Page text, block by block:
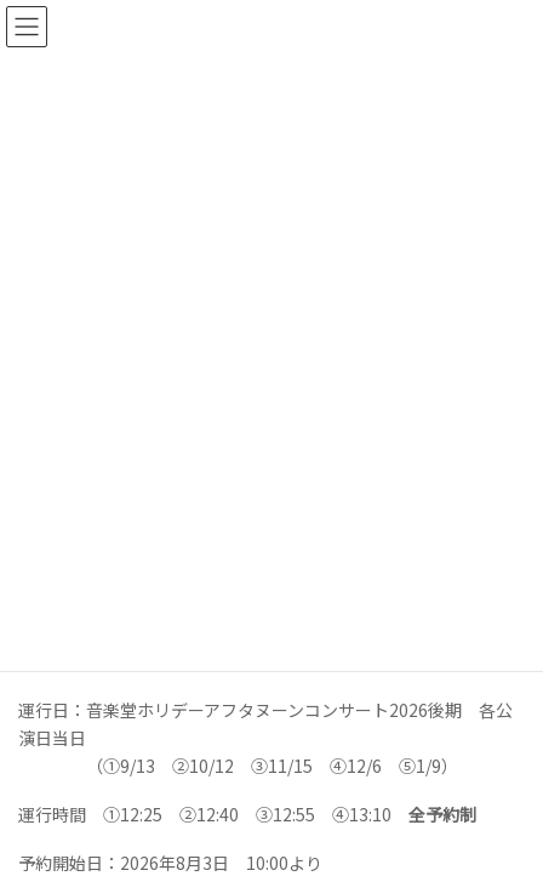
運行日：音楽堂ホリデーアフタヌーンコンサート2026後期 各公
演日当日
（①9/13 ②10/12 ③11/15 ④12/6 ⑤1/9）
運行時間 ①12:25 ②12:40 ③12:55 ④13:10 全予約制
予約開始日：2026年8月3日 10:00より